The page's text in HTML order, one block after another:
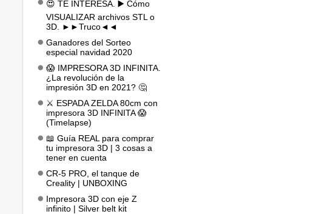
😍 TE INTERESA. ▶️ Cómo
VISUALIZAR archivos STL o
3D. ►►Truco◄◄
Ganadores del Sorteo
especial navidad 2020
😱 IMPRESORA 3D INFINITA.
¿La revolución de la
impresión 3D en 2021? 🤔
⚔️ ESPADA ZELDA 80cm con
impresora 3D INFINITA 😱
(Timelapse)
📖 Guía REAL para comprar
tu impresora 3D | 3 cosas a
tener en cuenta
CR-5 PRO, el tanque de
Creality | UNBOXING
Impresora 3D con eje Z
infinito | Silver belt kit